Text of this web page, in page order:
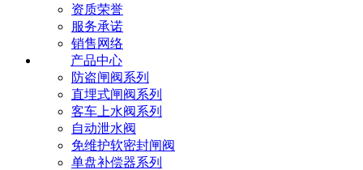
资质荣誉
服务承诺
销售网络
产品中心
防盗闸阀系列
直埋式闸阀系列
客车上水阀系列
自动泄水阀
免维护软密封闸阀
单盘补偿器系列